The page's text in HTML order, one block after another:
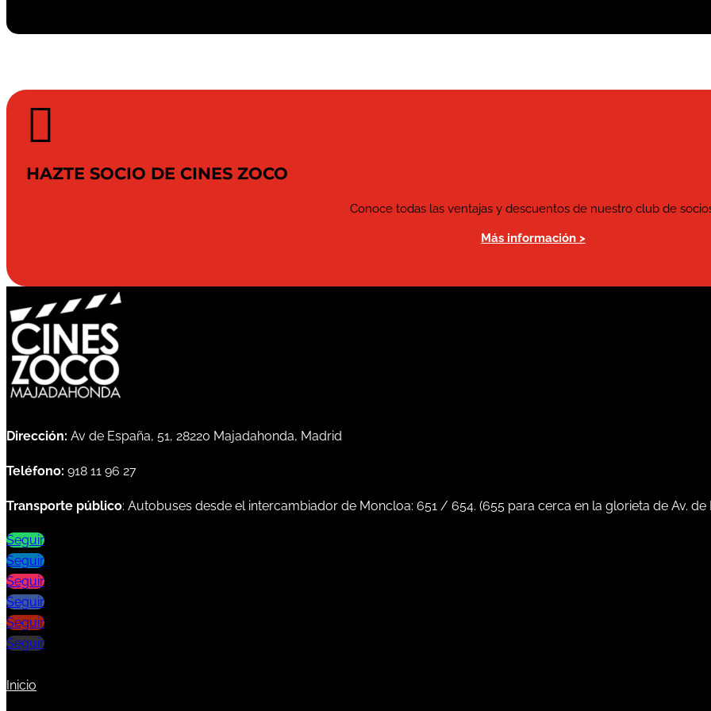

HAZTE SOCIO DE CINES ZOCO
Conoce todas las ventajas y descuentos de nuestro club de
Más información >
Dirección: Av de España, 51, 28220 Majadahonda, Madrid
Teléfono: 918 11 96 27
Transporte público: Autobuses desde el intercambiador de Moncloa: 651 / 654. (655 para cerca en la glorieta de Av. de
Seguir
Seguir
Seguir
Seguir
Seguir
Seguir
Inicio